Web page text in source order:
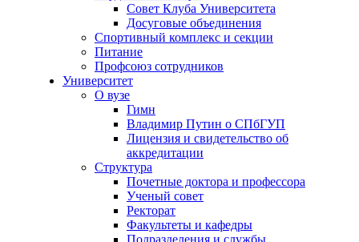
Совет Клуба Университета
Досуговые объединения
Спортивный комплекс и секции
Питание
Профсоюз сотрудников
Университет
О вузе
Гимн
Владимир Путин о СПбГУП
Лицензия и свидетельство об
аккредитации
Структура
Почетные доктора и профессора
Ученый совет
Ректорат
Факультеты и кафедры
Подразделения и службы